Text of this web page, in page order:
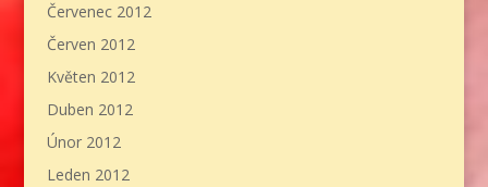
Červenec 2012
Červen 2012
Květen 2012
Duben 2012
Únor 2012
Leden 2012